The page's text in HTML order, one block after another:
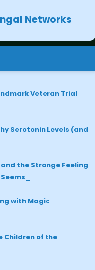
Networks
Veteran Trial
Serotonin Levels (and
the Strange Feeling
with Magic
Children of the